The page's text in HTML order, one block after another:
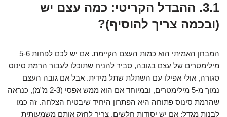
3.1. ההבדל הקריטי: כמה עצם יש
(ובכמה צריך להוסיף)?
המבחן האמיתי הוא כמות העצם הקיימת. אם יש לכם לפחות 5-6
מילימטרים של עצם בגובה, סביר להניח שתוכלו לעבור הרמת סינוס
סגורה, אולי אפילו עם השתלת שתל מידית. אבל אם גובה העצם
נמוך מ-5 מילימטרים, ובמיוחד אם הוא ממש אפסי (2-3 מ"מ), כנראה
שהרמת סינוס פתוחה היא הפתרון היחיד שיבטיח הצלחה. זה כמו
לבנות מגדל: אם יש יסודות חלשים, צריך לחזק אותם משמעותית